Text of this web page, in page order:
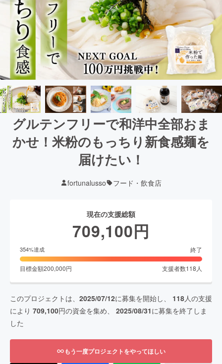
グルテンフリーで和洋中全部おま
かせ！米粉のもっちり新食感麺を
届けたい！
fortunalusso フード・飲食店
現在の支援総額
709,100円
354%達成 終了
目標金額200,000円 支援者数118 人
このプロジェクトは、 2025/07/12に募集を開始し、 118人の支援
により 709,100円の資金を集め、 2025/08/31に募集を終了しま
した
もう一度プロジェクトをやってほしい